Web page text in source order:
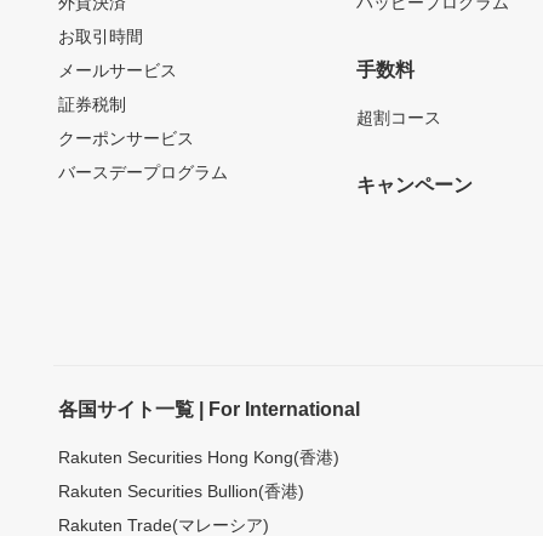
お取引時間
メールサービス
証券税制
クーポンサービス
バースデープログラム
手数料
超割コース
キャンペーン
各国サイト一覧 | For International
Rakuten Securities Hong Kong(香港)
Rakuten Securities Bullion(香港)
Rakuten Trade(マレーシア)